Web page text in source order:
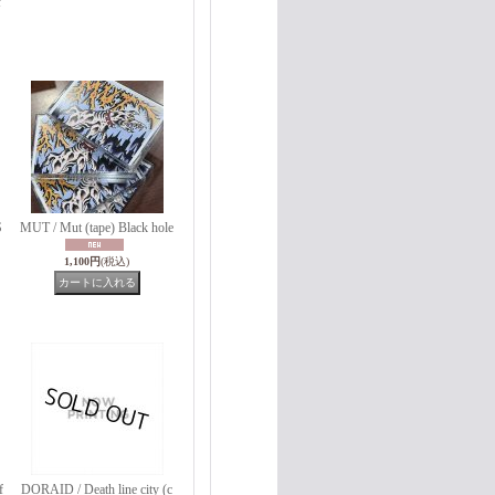
MUT / Mut (tape) Black hole
1,100円(税込)
DORAID / Death line city (c